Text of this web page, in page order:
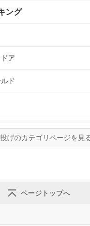
ング
ア
ド
げのカテゴリページを見
ページトップへ